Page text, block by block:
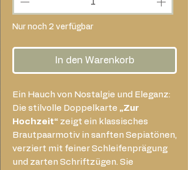
Nur noch 2 verfügbar
In den Warenkorb
Ein Hauch von Nostalgie und Eleganz:
Die stilvolle Doppelkarte „Zur
Hochzeit“ zeigt ein klassisches
Brautpaarmotiv in sanften Sepiatönen,
verziert mit feiner Schleifenprägung
und zarten Schriftzügen. Sie